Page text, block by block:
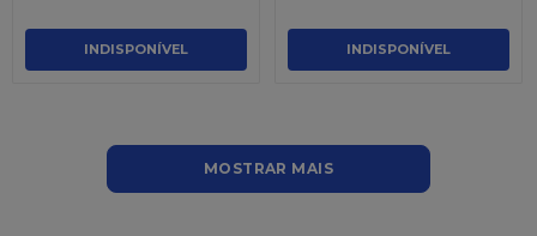
INDISPONÍVEL INDISPONÍVEL
MOSTRAR MAIS